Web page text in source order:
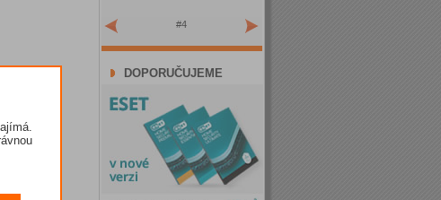
#4
DOPORUČUJEME